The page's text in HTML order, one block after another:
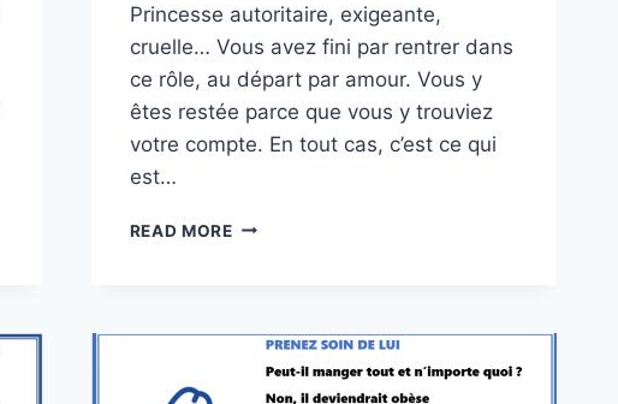
Princesse autoritaire, exigeante,
cruelle… Vous avez fini par rentrer dans
ce rôle, au départ par amour. Vous y
êtes restée parce que vous y trouviez
votre compte. En tout cas, c’est ce qui
est…
READ MORESOYEZ